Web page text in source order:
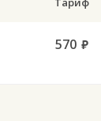
570 руб.